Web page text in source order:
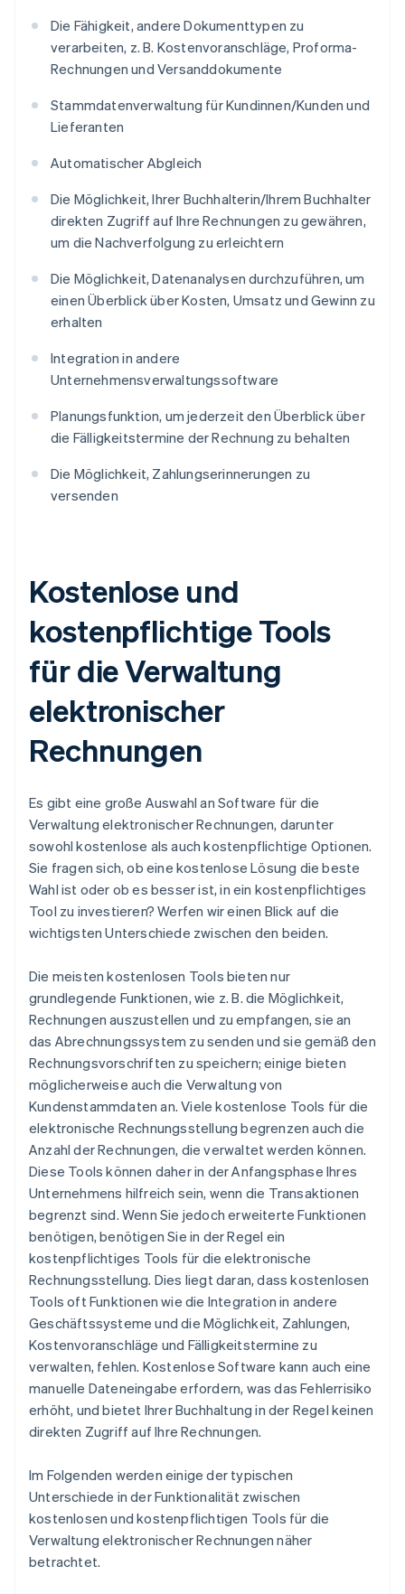
Die Fähigkeit, andere Dokumenttypen zu
verarbeiten, z. B. Kostenvoranschläge, Proforma-
Rechnungen und Versanddokumente
Stammdatenverwaltung für Kundinnen/Kunden und
Lieferanten
Automatischer Abgleich
Die Möglichkeit, Ihrer Buchhalterin/Ihrem Buchhalter
direkten Zugriff auf Ihre Rechnungen zu gewähren,
um die Nachverfolgung zu erleichtern
Die Möglichkeit, Datenanalysen durchzuführen, um
einen Überblick über Kosten, Umsatz und Gewinn zu
erhalten
Integration in andere
Unternehmensverwaltungssoftware
Planungsfunktion, um jederzeit den Überblick über
die Fälligkeitstermine der Rechnung zu behalten
Die Möglichkeit, Zahlungserinnerungen zu
versenden
Kostenlose und
kostenpflichtige Tools
für die Verwaltung
elektronischer
Rechnungen
Es gibt eine große Auswahl an Software für die
Verwaltung elektronischer Rechnungen, darunter
sowohl kostenlose als auch kostenpflichtige Optionen.
Sie fragen sich, ob eine kostenlose Lösung die beste
Wahl ist oder ob es besser ist, in ein kostenpflichtiges
Tool zu investieren? Werfen wir einen Blick auf die
wichtigsten Unterschiede zwischen den beiden.
Die meisten kostenlosen Tools bieten nur
grundlegende Funktionen, wie z. B. die Möglichkeit,
Rechnungen auszustellen und zu empfangen, sie an
das Abrechnungssystem zu senden und sie gemäß den
Rechnungsvorschriften zu speichern; einige bieten
möglicherweise auch die Verwaltung von
Kundenstammdaten an. Viele kostenlose Tools für die
elektronische Rechnungsstellung begrenzen auch die
Anzahl der Rechnungen, die verwaltet werden können.
Diese Tools können daher in der Anfangsphase Ihres
Unternehmens hilfreich sein, wenn die Transaktionen
begrenzt sind. Wenn Sie jedoch erweiterte Funktionen
benötigen, benötigen Sie in der Regel ein
kostenpflichtiges Tools für die elektronische
Rechnungsstellung. Dies liegt daran, dass kostenlosen
Tools oft Funktionen wie die Integration in andere
Geschäftssysteme und die Möglichkeit, Zahlungen,
Kostenvoranschläge und Fälligkeitstermine zu
verwalten, fehlen. Kostenlose Software kann auch eine
manuelle Dateneingabe erfordern, was das Fehlerrisiko
erhöht, und bietet Ihrer Buchhaltung in der Regel keinen
direkten Zugriff auf Ihre Rechnungen.
Im Folgenden werden einige der typischen
Unterschiede in der Funktionalität zwischen
kostenlosen und kostenpflichtigen Tools für die
Verwaltung elektronischer Rechnungen näher
betrachtet.